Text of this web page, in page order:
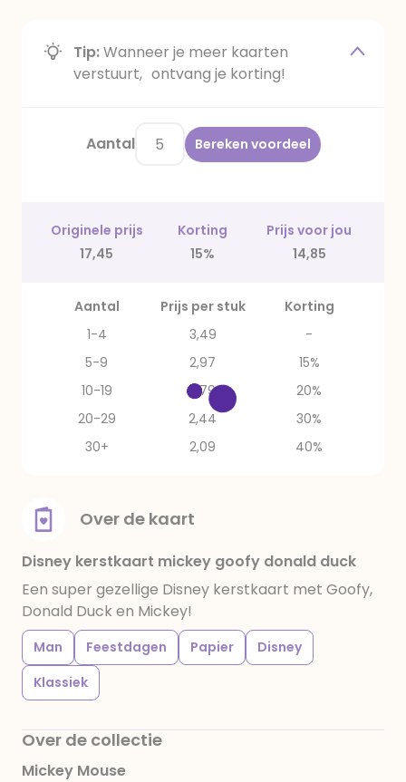
Tip:Wanneer je meer kaarten
verstuurt, ontvang je korting!
Aantal Bereken voordeel
Originele prijs Korting
Prijs voor jou
17,45
15% 14,85
Aantal Prijs per stuk
Korting
1-4
3,49
-
5-9
2,97
15%
10-19
2,79
20%
20-29
2,44
30%
30+
2,09 40%
Over de kaart
Disney kerstkaart mickey goofy donald duck
Een super gezellige Disney kerstkaart met Goofy,
Donald Duck en Mickey!
Man Feestdagen Papier
Disney
Klassiek
Over de collectie
Mickey Mouse